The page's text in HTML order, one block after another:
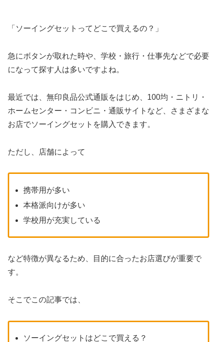
「ソーイングセットってどこで買えるの？」
急にボタンが取れた時や、学校・旅行・仕事先などで必要
になって探す人は多いですよね。
最近では、無印良品公式通販をはじめ、100均・ニトリ・
ホームセンター・コンビニ・通販サイトなど、さまざまな
お店でソーイングセットを購入できます。
ただし、店舗によって
携帯用が多い
本格派向けが多い
学校用が充実している
など特徴が異なるため、目的に合ったお店選びが重要で
す。
そこでこの記事では、
ソーイングセットはどこで買える？